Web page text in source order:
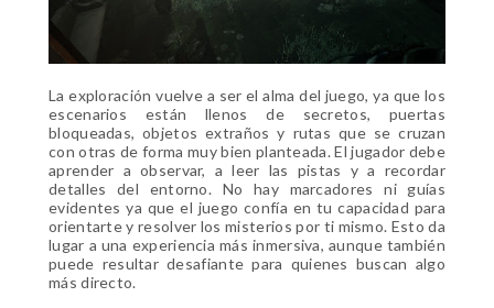
La exploración vuelve a ser el alma del juego, ya que los
escenarios están llenos de secretos, puertas
bloqueadas, objetos extraños y rutas que se cruzan
con otras de forma muy bien planteada. El jugador debe
aprender a observar, a leer las pistas y a recordar
detalles del entorno. No hay marcadores ni guías
evidentes ya que el juego confía en tu capacidad para
orientarte y resolver los misterios por ti mismo. Esto da
lugar a una experiencia más inmersiva, aunque también
puede resultar desafiante para quienes buscan algo
más directo.